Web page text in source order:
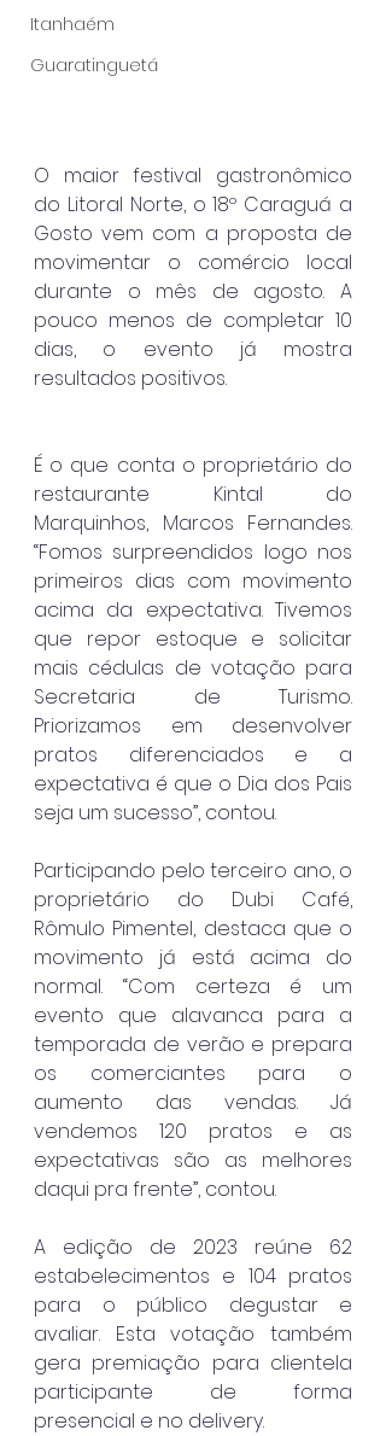
Itanhaém
Guaratinguetá
O maior festival gastronômico
do Litoral Norte, o 18º Caraguá a
Gosto vem com a proposta de
movimentar o comércio local
durante o mês de agosto. A
pouco menos de completar 10
dias, o evento já mostra
resultados positivos.
É o que conta o proprietário do
restaurante Kintal do
Marquinhos, Marcos Fernandes.
“Fomos surpreendidos logo nos
primeiros dias com movimento
acima da expectativa. Tivemos
que repor estoque e solicitar
mais cédulas de votação para
Secretaria de Turismo.
Priorizamos em desenvolver
pratos diferenciados e a
expectativa é que o Dia dos Pais
seja um sucesso”, contou.
Participando pelo terceiro ano, o
proprietário do Dubi Café,
Rômulo Pimentel, destaca que o
movimento já está acima do
normal. “Com certeza é um
evento que alavanca para a
temporada de verão e prepara
os comerciantes para o
aumento das vendas. Já
vendemos 120 pratos e as
expectativas são as melhores
daqui pra frente”, contou.
A edição de 2023 reúne 62
estabelecimentos e 104 pratos
para o público degustar e
avaliar. Esta votação também
gera premiação para clientela
participante de forma
presencial e no delivery.